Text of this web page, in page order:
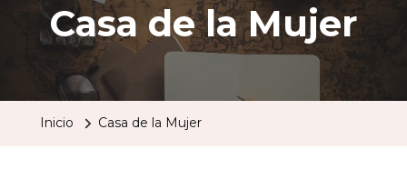
Casa de la Mujer
Inicio Casa de la Mujer